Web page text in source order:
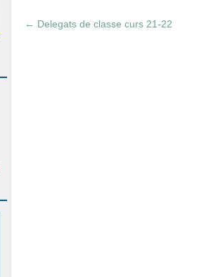
← Delegats de classe curs 21-22